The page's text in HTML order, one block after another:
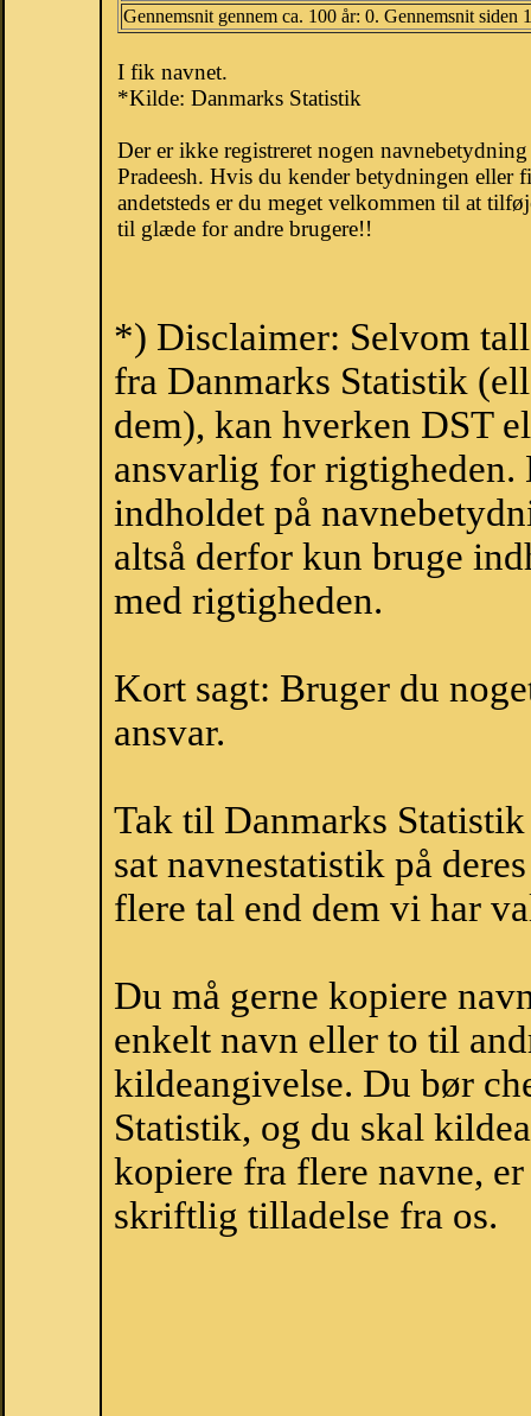
Gennemsnit gennem ca. 100 år: 0. Gennemsnit siden
I fik navnet.
*Kilde: Danmarks Statistik
Der er ikke registreret nogen
Pradeesh. Hvis du kender betydningen eller
andetsteds er du meget velkommen til at
til glæde for andre brugere!!
*) Disclaimer: Selvom
fra Danmarks Statistik
dem), kan hverken DST
ansvarlig for
indholdet på
altså derfor kun bruge
med rigtigheden.
Kort sagt: Bruger du
ansvar.
Tak til Danmarks
sat navnestatistik på
flere tal end dem vi har
Du må gerne kopiere
enkelt navn eller to til
kildeangivelse. Du bør
Statistik, og du skal
kopiere fra flere navne,
skriftlig tilladelse fra os.